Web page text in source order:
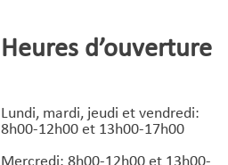
Heures d’ouverture
Lundi, mardi, jeudi et vendredi:
8h00-12h00 et 13h00-17h00